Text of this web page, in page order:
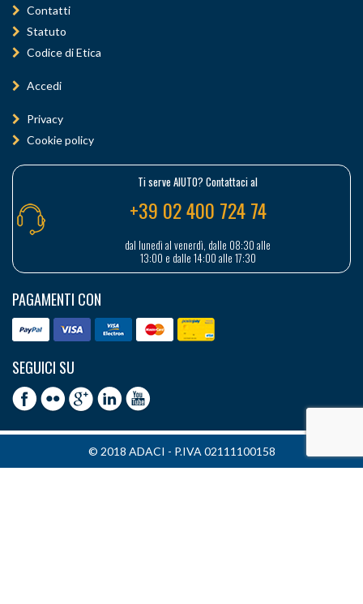
Contatti
Statuto
Codice di Etica
Accedi
Privacy
Cookie policy
Ti serve AIUTO? Contattaci al
+39 02 400 724 74
dal lunedì al venerdì, dalle 08:30 alle
13:00 e dalle 14:00 alle 17:30
PAGAMENTI CON
SEGUICI SU
© 2018 ADACI - P.IVA 02111100158